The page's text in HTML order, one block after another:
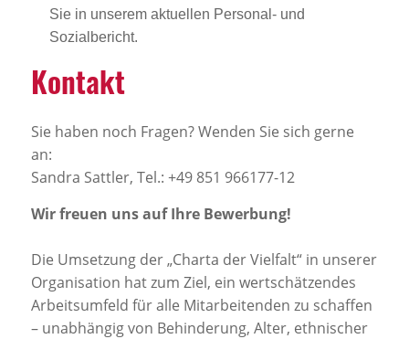
Sie in unserem aktuellen Personal- und
Sozialbericht.
Kontakt
Sie haben noch Fragen? Wenden Sie sich gerne
an:
Sandra Sattler, Tel.: +49 851 966177-12
Wir freuen uns auf Ihre Bewerbung!
Die Umsetzung der „Charta der Vielfalt“ in unserer
Organisation hat zum Ziel, ein wertschätzendes
Arbeitsumfeld für alle Mitarbeitenden zu schaffen
– unabhängig von Behinderung, Alter, ethnischer